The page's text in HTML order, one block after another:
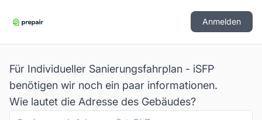
Anmelden
Für Individueller Sanierungsfahrplan - iSFP
benötigen wir noch ein paar informationen.
Wie lautet die Adresse des Gebäudes?